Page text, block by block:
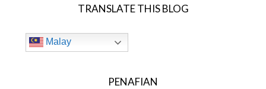
TRANSLATE THIS BLOG
Malay
PENAFIAN